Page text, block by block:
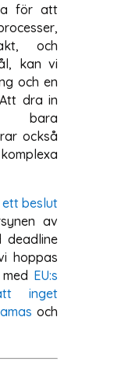
för att
och
kan vi
och en
dra in
bara
också
beslut
av
deadline
hoppas
EU:s
inget
och